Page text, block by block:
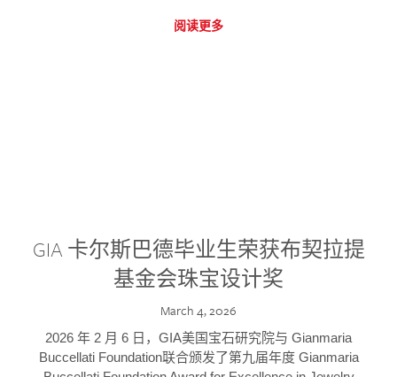
阅读更多
GIA 卡尔斯巴德毕业生荣获布契拉提
基金会珠宝设计奖
March 4, 2026
2026 年 2 月 6 日，GIA美国宝石研究院与 Gianmaria
Buccellati Foundation联合颁发了第九届年度 Gianmaria